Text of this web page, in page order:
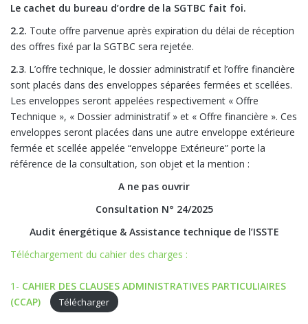
Le cachet du bureau d’ordre de la SGTBC fait foi.
2.2. Toute offre parvenue après expiration du délai de réception
des offres fixé par la SGTBC sera rejetée.
2.3. L’offre technique, le dossier administratif et l’offre financière
sont placés dans des enveloppes séparées fermées et scellées.
Les enveloppes seront appelées respectivement « Offre
Technique », « Dossier administratif » et « Offre financière ». Ces
enveloppes seront placées dans une autre enveloppe extérieure
fermée et scellée appelée “enveloppe Extérieure” porte la
référence de la consultation, son objet et la mention :
A ne pas ouvrir
Consultation N° 24/2025
Audit énergétique & Assistance technique de l’ISSTE
Téléchargement du cahier des charges :
1- CAHIER DES CLAUSES ADMINISTRATIVES PARTICULIAIRES
(CCAP)
Télécharger